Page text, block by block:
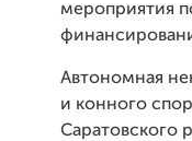
мероприятия
Автономная
и конного
Саратовского